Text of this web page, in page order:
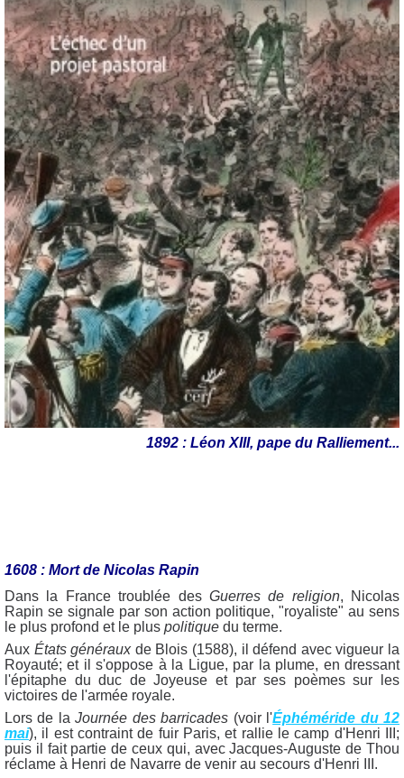
1892 : Léon XIII, pape du Ralliement...
1608 : Mort de Nicolas Rapin
Dans la France troublée des Guerres de religion, Nicolas
Rapin se signale par son action politique, "royaliste" au sens
le plus profond et le plus politique du terme.
Aux États générauxde Blois (1588), il défend avec vigueur la
Royauté; et il s'oppose à la Ligue, par la plume, en dressant
l'épitaphe du duc de Joyeuse et par ses poèmes sur les
victoires de l'armée royale.
Lors de laJournée des barricades (voir l'Éphéméride du 12
mai), il est contraint de fuir Paris, et rallie le camp d'Henri III;
puis il fait partie de ceux qui, avec Jacques-Auguste de Thou
réclame à Henri de Navarre de venir au secours d'Henri III.